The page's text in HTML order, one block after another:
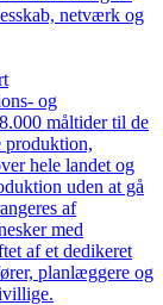
netværk og
og
måltider til de
produktion,
hele landet og
uden at gå
af
med
af et dedikeret
planlæggere og